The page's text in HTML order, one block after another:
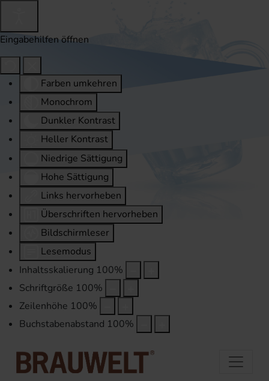
Eingabehilfen öffnen
Farben umkehren
Monochrom
Dunkler Kontrast
Heller Kontrast
Niedrige Sättigung
Hohe Sättigung
Links hervorheben
Überschriften hervorheben
Bildschirmleser
Lesemodus
Inhaltsskalierung 100%
Schriftgröße 100%
Zeilenhöhe 100%
Buchstabenabstand 100%